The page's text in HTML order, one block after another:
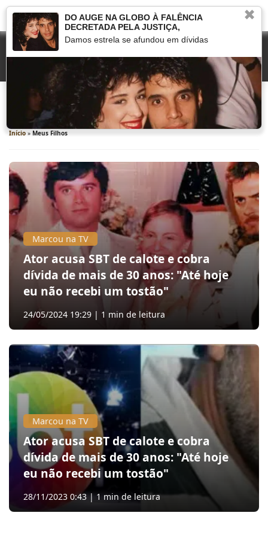
Meus Filhos
Início » Meus Filhos
Marcou na TV
Ator acusa SBT de calote e cobra
dívida de mais de 30 anos: "Até hoje
eu não recebi um tostão"
24/05/2024 19:29 | 1 min de leitura
Marcou na TV
Ator acusa SBT de calote e cobra
dívida de mais de 30 anos: "Até hoje
eu não recebi um tostão"
28/11/2023 0:43 | 1 min de leitura
✖
DO AUGE NA GLOBO À FALÊNCIA
DECRETADA PELA JUSTIÇA,
Damos estrela se afundou em dívidas